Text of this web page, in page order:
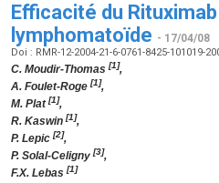
Efficacité du
lymphomatoïde - 17/04/08
Doi : RMR-12-2004-21-6-0761-8425-101019-
C. Moudir-Thomas [1],
A. Foulet-Roge [1],
M. Plat[1],
R. Kaswin [1],
P. Lepic [2],
P. Solal-Celigny [3],
F.X. Lebas [1]